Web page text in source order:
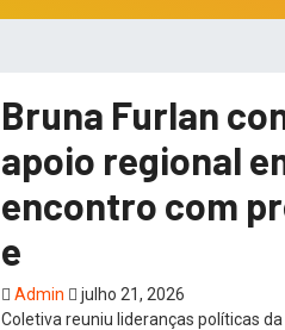
Bruna Furlan
apoio regional
encontro com
e
Admin
julho 21, 2026
Coletiva reuniu lideranças políticas